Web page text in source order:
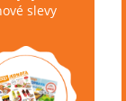
slevy